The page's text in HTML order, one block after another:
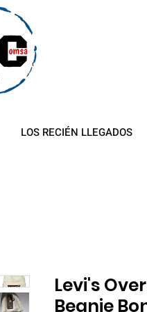
LOS RECIÉN LLEGADOS
Levi's
Beanie